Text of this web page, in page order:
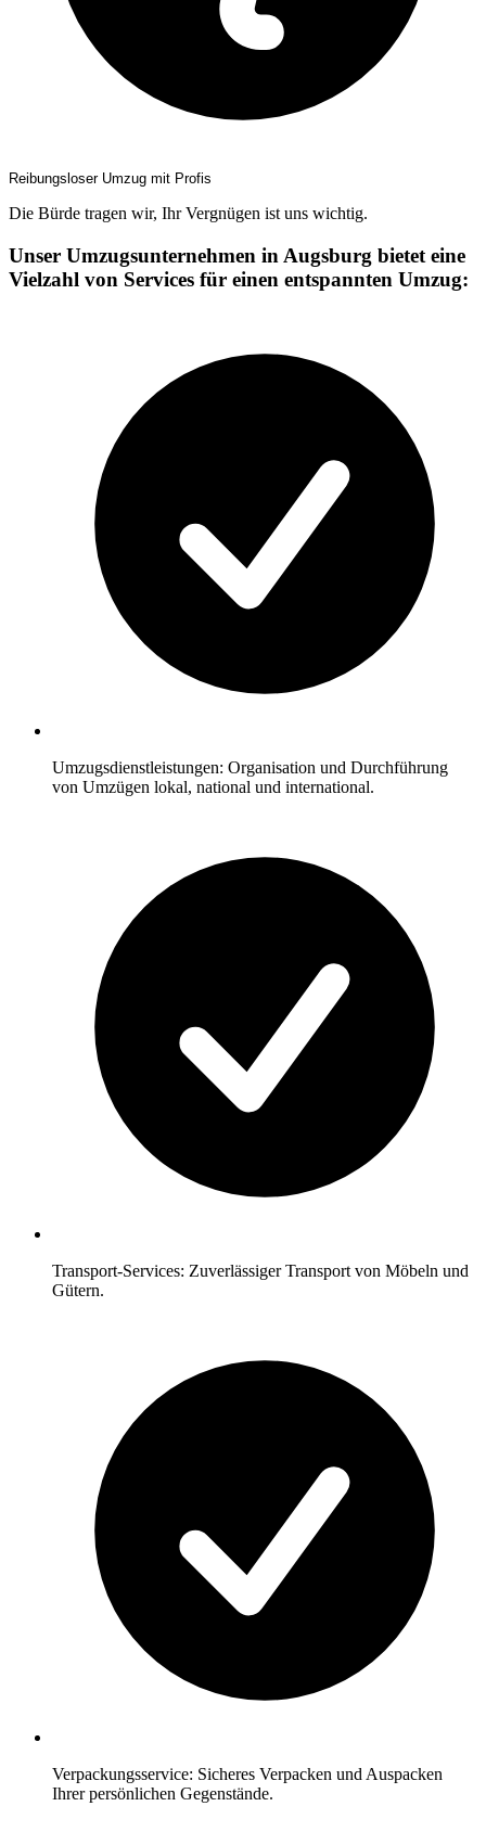
Reibungsloser Umzug mit Profis
Die Bürde tragen wir, Ihr Vergnügen ist uns wichtig.
Unser Umzugsunternehmen in Augsburg bietet eine
Vielzahl von Services für einen entspannten Umzug:
Umzugsdienstleistungen: Organisation und Durchführung
von Umzügen lokal, national und international.
Transport-Services: Zuverlässiger Transport von Möbeln und
Gütern.
Verpackungsservice: Sicheres Verpacken und Auspacken
Ihrer persönlichen Gegenstände.